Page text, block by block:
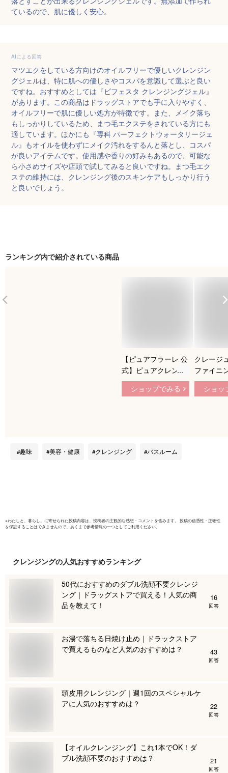
ているので、肌に優しく安心。
AIによる回答
マツエクをしている方向けのオイルフリーで優しいクレンジン
グジェルは、特に肌への優しさやコスパを意識して選ぶと良い
ですね。おすすめとしては『ビフェスタ クレンジングジェル』
があります。この商品はドラッグストアでも手に入りやすく、
オイルフリーで肌に優しい処方が特徴です。また、メイク落ち
もしっかりしているため、まつ毛エクステをされている方にも
適しています。ほかにも『専科 パーフェクトウォータリージェ
ル』もオイルを使わずにメイク汚れをするんと落とし、コスパ
が良いアイテムです。使用感や香りの好みもあるので、可能な
ら小さめサイズや店頭で試してみると良いですね。まつ毛エク
ステの維持には、クレンジング後のスキンケアもしっかり行う
と良いでしょう。
ランキング内で紹介されている商品
【ピュアフラーレ 公
式】ピュアクレンジ
ングMCM 80g クレ
ンジングジェル メイ
OK！ フラーレン配
ショップでみる
クレージ
ファイニ
ジングジ
シトラス
ショッ
趣味 美容・健康 クレンジング バスルーム
※わたしと、暮らし。 に寄せられた投稿内容は、投稿者の主観的な感想・コメントを含みます。 投稿の信憑性・正確性
を保証することはできませんので、あくまで参考情報の一つとしてご利用ください。
クレンジングの人気おすすめランキング
50代におすすめのダブル洗顔不要クレンジ
ング｜ドラッグストアで買える！人気の商
品を教えて！
16
回答
お湯で落ちる日焼け止め｜ドラックストア
で買えるものなど人気のおすすめは？
43
回答
頭皮用クレンジング｜週1回のスペシャルケ
アに人気のおすすめは？
22
回答
【オイルクレンジング】これ1本でOK！ダ
ブル洗顔不要のおすすめは？
21
回答